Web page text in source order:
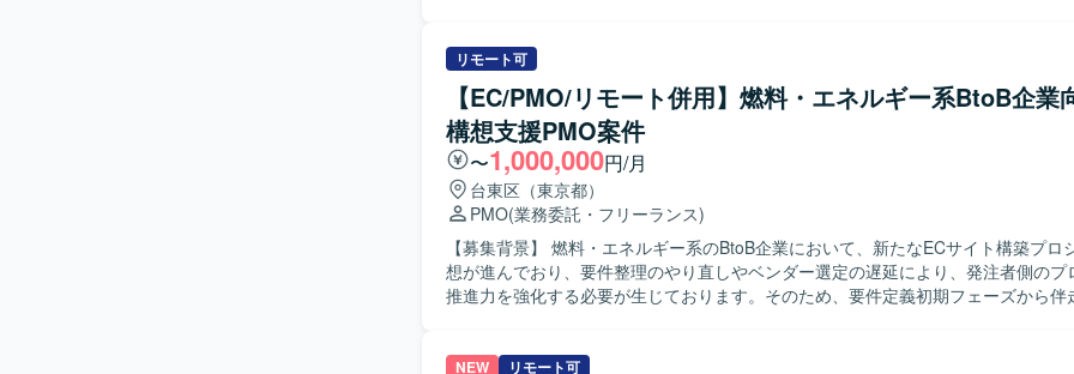
して頂きます。 また、RFPや課題検討に関する資料、QA質疑や仕様検討に関する
成など、ドキュメンテーション業務も担って頂きます。 【求める人物像】 主体的に情報を取り
に行き、関係者と円滑にコミュニケーションを図りながらタスクを推進できる方を
ます。 複数の施策が並走する状況下でも関係性を整理しながら業務を進められる
ント作成に積極的に取り組める方にマッチしたポジションです。 【ポジションの魅力】 大規模
なWEBおよびスマホアプリ開発プロジェクトにおいて、上流から一連のプロジェ
わることができます。 業務・事業側とシステム側の両方と関わりながら、要件整
のスキルを高めることができる環境です。 【開発環境】 WEBおよびスマホアプリを対象とした
システム開発プロジェクトとなり、複数ベンダーが参画する環境での開発・管理体
す。
リモート可
【EC/PMO/リモート併用】燃料・エネルギー系BtoB企業
構想支援PMO案件
〜1,000,000円/月
台東区（東京都）
PMO(業務委託・フリーランス)
【募集背景】 燃料・エネルギー系のBtoB企業において、新たなECサイト構築プロ
想が進んでおり、要件整理のやり直しやベンダー選定の遅延により、発注者側のプ
推進力を強化する必要が生じております。そのため、要件定義初期フェーズから伴
は、要件整理資料や論点整理資料の作成、既存の構想資料やRFP、業務フロー、現
NEW リモート可